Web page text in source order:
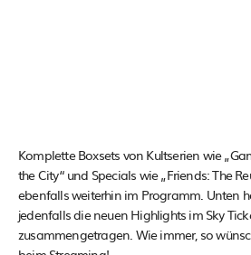
Komplette Boxsets von Kultserien wie
the City“ und Specials wie „Friends: The
ebenfalls weiterhin im Programm. Unten
jedenfalls die neuen Highlights im Sky
zusammengetragen. Wie immer, so